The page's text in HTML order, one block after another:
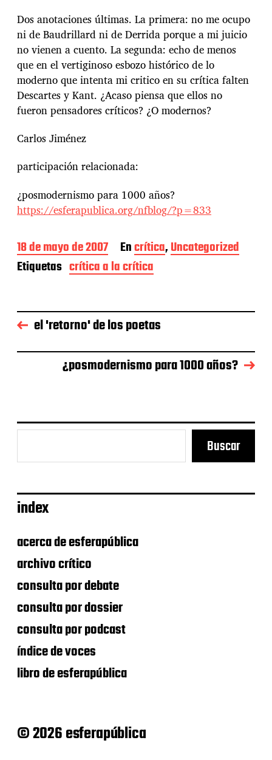
Dos anotaciones últimas. La primera: no me ocupo
ni de Baudrillard ni de Derrida porque a mi juicio
no vienen a cuento. La segunda: echo de menos
que en el vertiginoso esbozo histórico de lo
moderno que intenta mi critico en su crítica falten
Descartes y Kant. ¿Acaso piensa que ellos no
fueron pensadores críticos? ¿O modernos?
Carlos Jiménez
participación relacionada:
¿posmodernismo para 1000 años?
https://esferapublica.org/nfblog/?p=833
F
e
c
d
e
l
e
d
a
18 de mayo de 2007 Encrítica,Uncategorized
Etiquetas crítica a la crítica
el 'retorno' de los poetas
¿posmodernismo para 1000 años?
Buscar
index
acerca de esferapública
archivo crítico
consulta por debate
consulta por dossier
consulta por podcast
índice de voces
libro de esferapública
© 2026 esferapública